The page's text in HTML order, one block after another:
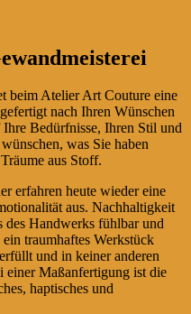
beim Atelier Art Couture eine
nach Ihren Wünschen
Bedürfnisse, Ihren Stil und
was Sie haben
aus Stoff.
erfahren heute wieder eine
aus. Nachhaltigkeit
Handwerks fühlbar und
traumhaftes Werkstück
und in keiner anderen
einer Maßanfertigung ist die
haptisches und